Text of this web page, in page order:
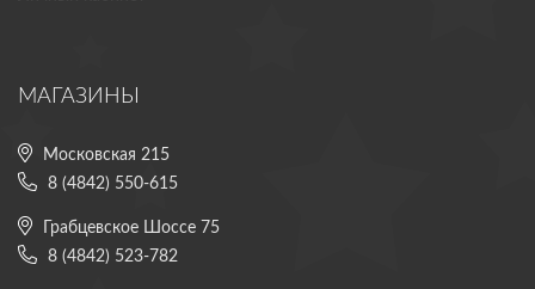
МАГАЗИНЫ
Московская 215
8 (4842) 550-615
Грабцевское Шоссе 75
8 (4842) 523-782